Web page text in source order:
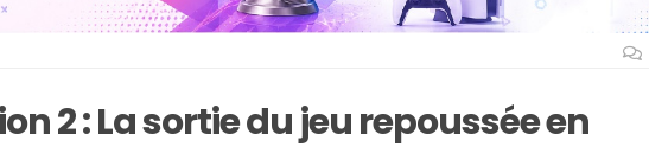
2 : La sortie du jeu repoussée en